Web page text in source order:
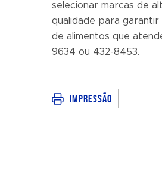
selecionar marcas de
qualidade para garantir
de alimentos que
9634 ou 432-8453.
Impressão